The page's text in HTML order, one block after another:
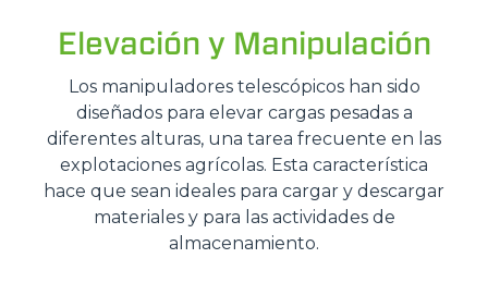
Elevación y Manipulación
Los manipuladores telescópicos han sido
diseñados para elevar cargas pesadas a
diferentes alturas, una tarea frecuente en las
explotaciones agrícolas. Esta característica
hace que sean ideales para cargar y descargar
materiales y para las actividades de
almacenamiento.